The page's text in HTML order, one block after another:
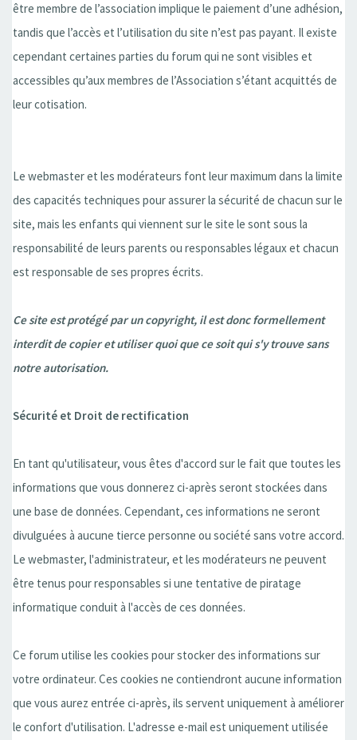
être membre de l’association implique le paiement d’une adhésion,
tandis que l’accès et l’utilisation du site n’est pas payant. Il existe
cependant certaines parties du forum qui ne sont visibles et
accessibles qu’aux membres de l’Association s’étant acquittés de
leur cotisation.
Le webmaster et les modérateurs font leur maximum dans la limite
des capacités techniques pour assurer la sécurité de chacun sur le
site, mais les enfants qui viennent sur le site le sont sous la
responsabilité de leurs parents ou responsables légaux et chacun
est responsable de ses propres écrits.
Ce site est protégé par un copyright, il est donc formellement
interdit de copier et utiliser quoi que ce soit qui s'y trouve sans
notre autorisation.
Sécurité et Droit de rectification
En tant qu'utilisateur, vous êtes d'accord sur le fait que toutes les
informations que vous donnerez ci-après seront stockées dans
une base de données. Cependant, ces informations ne seront
divulguées à aucune tierce personne ou société sans votre accord.
Le webmaster, l'administrateur, et les modérateurs ne peuvent
être tenus pour responsables si une tentative de piratage
informatique conduit à l'accès de ces données.
Ce forum utilise les cookies pour stocker des informations sur
votre ordinateur. Ces cookies ne contiendront aucune information
que vous aurez entrée ci-après, ils servent uniquement à améliorer
le confort d'utilisation. L'adresse e-mail est uniquement utilisée